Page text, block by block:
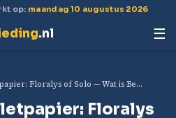
op: maandag 10 augustus 2026
.nl ☰
Floralys of Solo — Wat is Be…
Floralys